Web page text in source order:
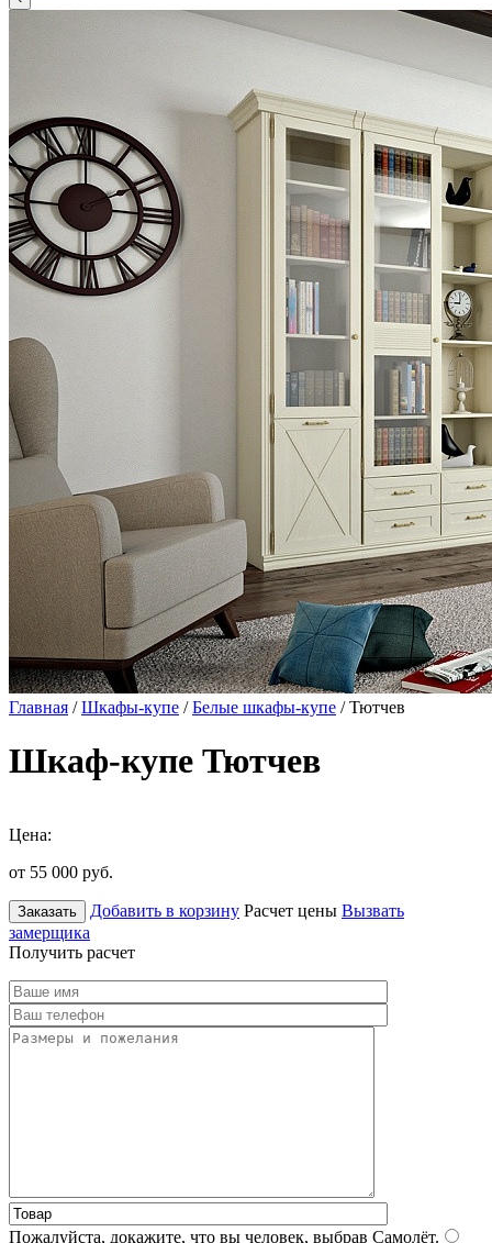
Главная /Шкафы-купе /Белые шкафы-купе / Тютчев
Шкаф-купе Тютчев
Цена:
от 55 000 руб.
Заказать Добавить в корзину Расчет цены Вызвать
замерщика
Получить расчет
Пожалуйста, докажите, что вы человек, выбрав Самолёт.